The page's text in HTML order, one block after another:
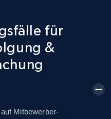
Detailed
policy, and more.
Jetzt anfangen
für
&
Mitbewerber-